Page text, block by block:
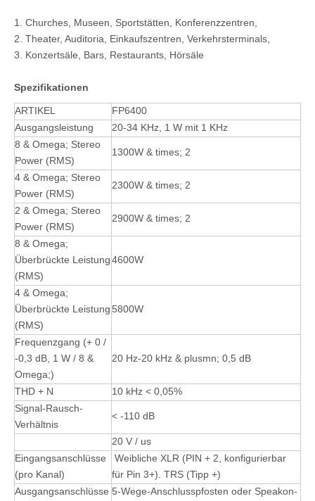
1. Churches, Museen, Sportstätten, Konferenzzentren,
2. Theater, Auditoria, Einkaufszentren, Verkehrsterminals,
3. Konzertsäle, Bars, Restaurants, Hörsäle
Spezifikationen
ARTIKEL
FP6400
Ausgangsleistung
20-34 KHz, 1 W mit 1 KHz
8 & Omega; Stereo
Power (RMS)
1300W & times; 2
4 & Omega; Stereo
Power (RMS)
2300W & times; 2
2 & Omega; Stereo
Power (RMS)
2900W & times; 2
8 & Omega;
Überbrückte Leistung
(RMS)
4600W
4 & Omega;
Überbrückte Leistung
(RMS)
5800W
Frequenzgang (+ 0 /
-0,3 dB, 1 W / 8 &
Omega;)
20 Hz-20 kHz & plusmn; 0,5 dB
THD + N
10 kHz < 0,05%
Signal-Rausch-
Verhältnis
< -110 dB
20 V / us
Eingangsanschlüsse
(pro Kanal)
Weibliche XLR (PIN + 2, konfigurierbar
für Pin 3+). TRS (Tipp +)
Ausgangsanschlüsse 5-Wege-Anschlusspfosten oder Speakon-